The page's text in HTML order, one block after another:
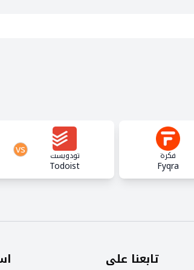
فكرة
Fyqra
تودويست
Todoist
vs
تابعنا على